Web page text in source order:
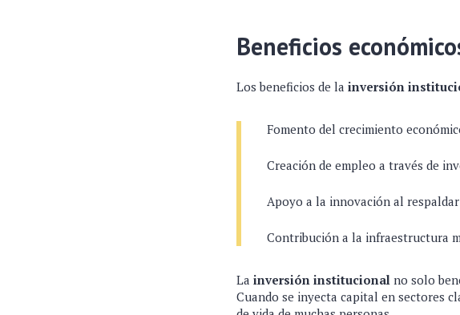
Beneficios
Los beneficios de la inversión
Fomento del crecimiento
Creación de empleo a través de
Apoyo a la innovación al
Contribución a la infraestructura
La inversión institucional no solo
Cuando se inyecta capital en sectores